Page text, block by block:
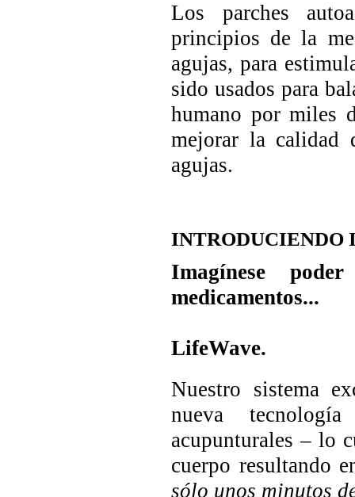
Los parches
principios de la
agujas, para
sido usados para
humano por miles
mejorar la calidad
agujas.
INTRODUCIENDO
Imagínese
medicamentos...
LifeWave.
Nuestro sistema
nueva
acupunturales – lo
cuerpo resultando
sólo unos minutos